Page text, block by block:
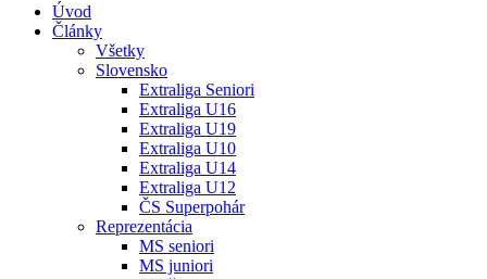
Úvod
Články
Všetky
Slovensko
Extraliga Seniori
Extraliga U16
Extraliga U19
Extraliga U10
Extraliga U14
Extraliga U12
ČS Superpohár
Reprezentácia
MS seniori
MS juniori